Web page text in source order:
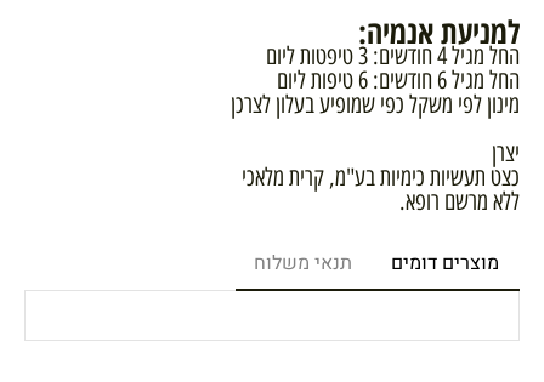
למניעת אנמיה:
החל מגיל 4 חודשים: 3 טיפטות ליום
החל מגיל 6 חודשים: 6 טיפות ליום
מינון לפי משקל כפי שמופיע בעלון לצרכן
יצרן
כצט תעשיות כימיות בע"מ, קרית מלאכי
ללא מרשם רופא.
מוצרים דומים תנאי משלוח